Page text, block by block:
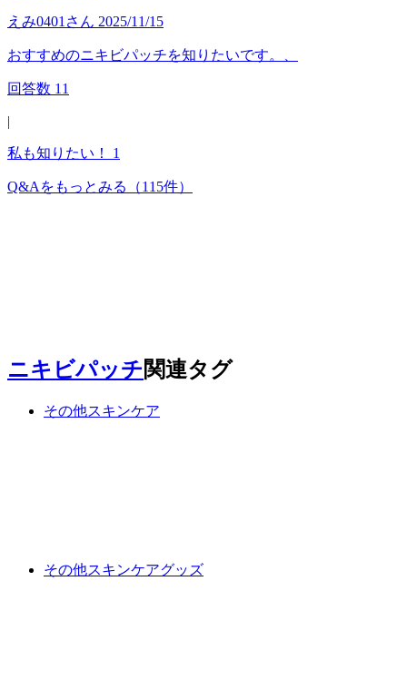
えみ0401 さん 2025/11/15
おすすめのニキビパッチを知りたいです。、
回答数 11
|
私も知りたい！ 1
Q&Aをもっとみる （115件）
ニキビパッチ関連タグ
その他スキンケア
その他スキンケアグッズ